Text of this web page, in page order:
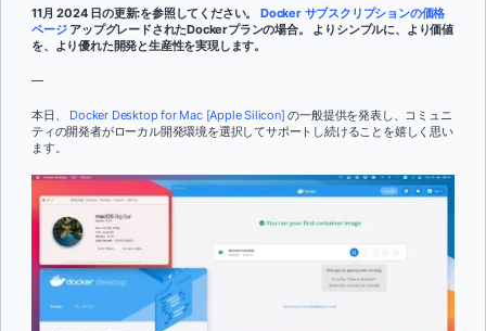
サインイン
11月 2024 日の更新:を参照してください。
Docker サブスクリプションの価格
ページアップグレードされたDockerプランの場合。 よりシンプルに、より価値
を、より優れた開発と生産性を実現します。
—
本日、 Docker Desktop for Mac [Apple Silicon] の一般提供を発表し、コミュニ
ティの開発者がローカル開発環境を選択してサポートし続けることを嬉しく思い
ます。